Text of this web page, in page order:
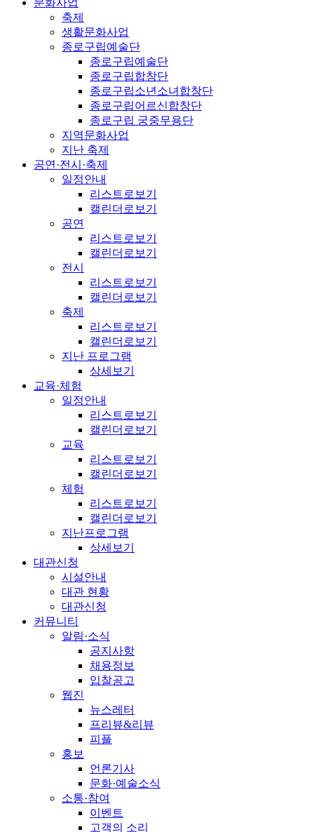
축제
생활문화사업
종로구립예술단
종로구립예술단
종로구립합창단
종로구립소년소녀합창단
종로구립어르신합창단
종로구립 궁중무용단
지역문화사업
지난 축제
공연·전시·축제
일정안내
리스트로보기
캘린더로보기
공연
리스트로보기
캘린더로보기
전시
리스트로보기
캘린더로보기
축제
리스트로보기
캘린더로보기
지난 프로그램
상세보기
교육·체험
일정안내
리스트로보기
캘린더로보기
교육
리스트로보기
캘린더로보기
체험
리스트로보기
캘린더로보기
지난프로그램
상세보기
대관신청
시설안내
대관 현황
대관신청
커뮤니티
알림·소식
공지사항
채용정보
입찰공고
웹진
뉴스레터
프리뷰&리뷰
피플
홍보
언론기사
문화·예술소식
소통·참여
이벤트
고객의 소리